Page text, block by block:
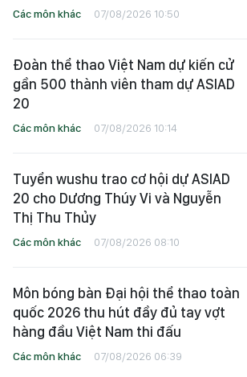
Các môn khác 07/08/2026 10:50
Đoàn thể thao Việt Nam dự kiến cử
gần 500 thành viên tham dự ASIAD
20
Các môn khác 07/08/2026 10:14
Tuyển wushu trao cơ hội dự ASIAD
20 cho Dương Thúy Vi và Nguyễn
Thị Thu Thủy
Các môn khác 07/08/2026 08:10
Môn bóng bàn Đại hội thể thao toàn
quốc 2026 thu hút đầy đủ tay vợt
hàng đầu Việt Nam thi đấu
Các môn khác 07/08/2026 06:39